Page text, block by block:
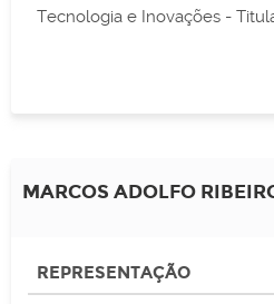
Tecnologia e Inovações -
MARCOS ADOLFO
REPRESENTAÇÃO